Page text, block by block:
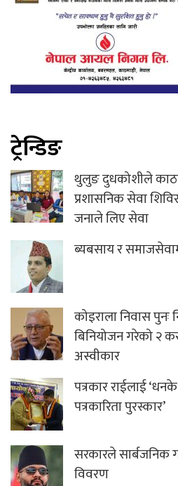
ट्रेन्डिङ
थुलुङ दुधकोशीले
प्रशासनिक सेवा
जनाले लिए सेवा
ब्यबसाय र
कोइराला निवास पुनः
बिनियोजन गरेको २
अस्वीकार
पत्रकार राईलाई
पत्रकारिता पुरस्कार’
सरकारले सार्बजनिक
विवरण